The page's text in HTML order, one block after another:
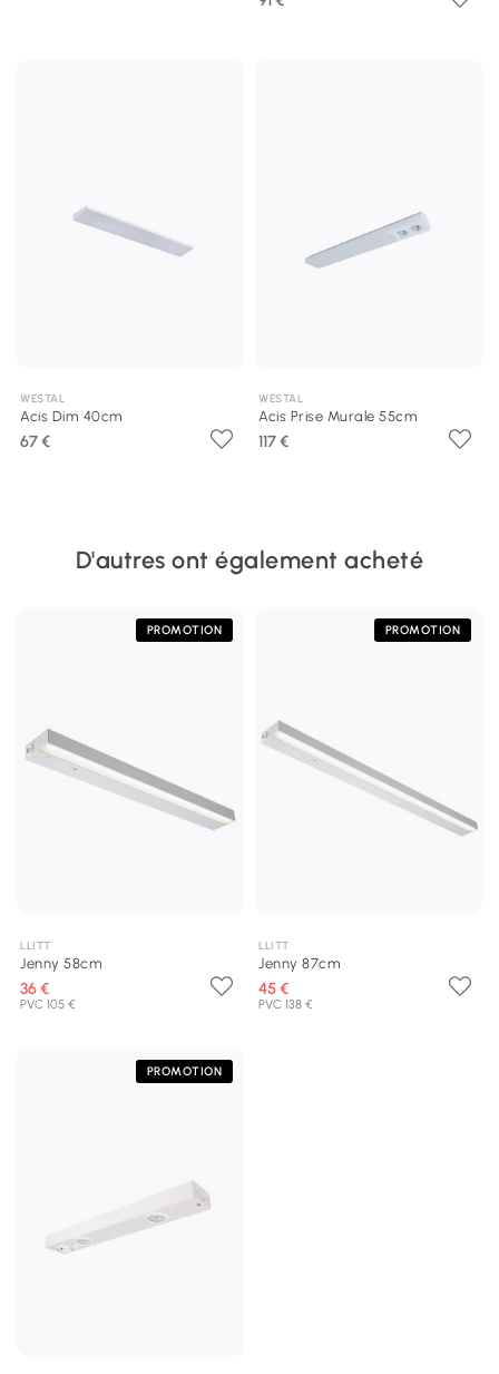
WESTAL
Acis Dim 40cm
67 €
WESTAL
Acis Prise Murale 55cm
117 €
D'autres ont également acheté
PROMOTION
LLITT
Jenny 58cm
36 €
PVC 105 €
PROMOTION
LLITT
Jenny 87cm
45 €
PVC 138 €
PROMOTION